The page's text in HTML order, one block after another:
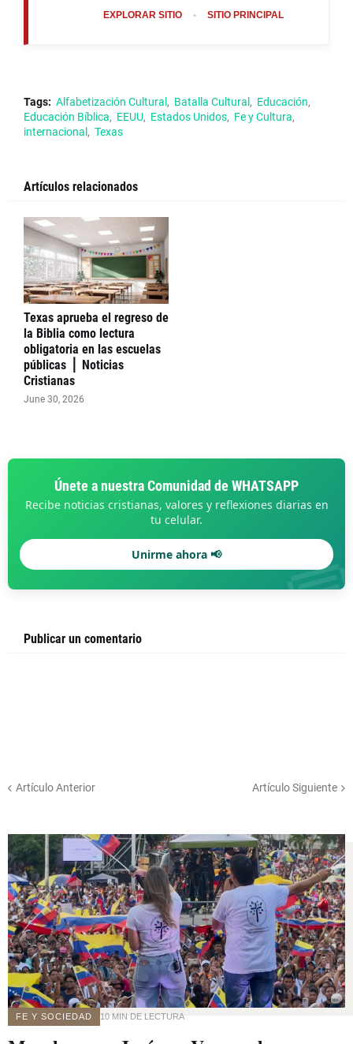
EXPLORAR SITIO • SITIO PRINCIPAL
Tags: Alfabetización Cultural Batalla Cultural
Educación
Educación Bíblica
EEUU Estados Unidos
Fe y Cultura
internacional
Texas
Artículos relacionados
Texas aprueba el regreso de
la Biblia como lectura
obligatoria en las escuelas
públicas ⎪ Noticias
Cristianas
June 30, 2026
Únete a nuestra Comunidad de WHATSAPP
Recibe noticias cristianas, valores y reflexiones diarias en
tu celular.
Unirme ahora 📢
Publicar un comentario
Artículo Anterior Artículo Siguiente
FE Y SOCIEDAD 10 MIN DE LECTURA